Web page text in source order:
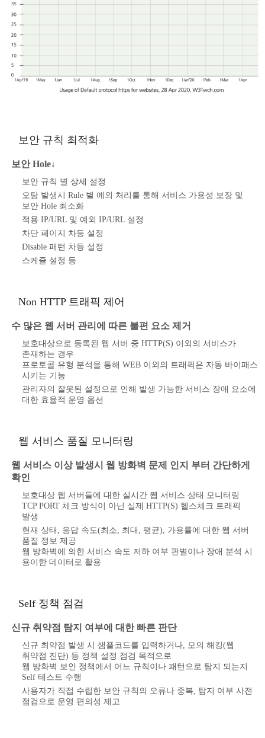
보안 규칙 최적화
보안 Hole↓
보안 규칙 별 상세 설정
오탐 발생시 Rule 별 예외 처리를 통해 서비스 가용성 보장 및
보안 Hole 최소화
적용 IP/URL 및 예외 IP/URL 설정
차단 페이지 차등 설정
Disable 패턴 차등 설정
스케쥴 설정 등
Non HTTP 트래픽 제어
수 많은 웹 서버 관리에 따른 불편 요소 제거
보호대상으로 등록된 웹 서버 중 HTTP(S) 이외의 서비스가
존재하는 경우
프로토콜 유형 분석을 통해 WEB 이외의 트래픽은 자동 바이패스
시키는 기능
관리자의 잘못된 설정으로 인해 발생 가능한 서비스 장애 요소에
대한 효율적 운영 옵션
웹 서비스 품질 모니터링
웹 서비스 이상 발생시 웹 방화벽 문제 인지 부터 간단하게
확인
보호대상 웹 서버들에 대한 실시간 웹 서비스 상태 모니터링
TCP PORT 체크 방식이 아닌 실제 HTTP(S) 헬스체크 트래픽
발생
현재 상태, 응답 속도(최소, 최대, 평균), 가용률에 대한 웹 서버
품질 정보 제공
웹 방화벽에 의한 서비스 속도 저하 여부 판별이나 장애 분석 시
용이한 데이터로 활용
Self 정책 점검
신규 취약점 탐지 여부에 대한 빠른 판단
신규 최약점 발생 시 샘플코드를 입력하거나, 모의 해킹(웹
취약점 진단) 등 정책 설정 점검 목적으로
웹 방화벽 보안 정책에서 어느 규칙이나 패턴으로 탐지 되는지
Self 테스트 수행
사용자가 직접 수립한 보안 규칙의 오류나 중복, 탐지 여부 사전
점검으로 운영 편의성 제고